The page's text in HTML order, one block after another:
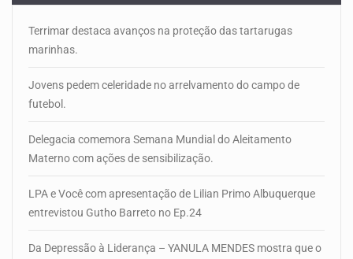
Terrimar destaca avanços na proteção das tartarugas
marinhas.
Jovens pedem celeridade no arrelvamento do campo de
futebol.
Delegacia comemora Semana Mundial do Aleitamento
Materno com ações de sensibilização.
LPA e Você com apresentação de Lilian Primo Albuquerque
entrevistou Gutho Barreto no Ep.24
Da Depressão à Liderança – YANULA MENDES mostra que o